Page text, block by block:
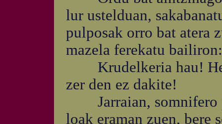
lur ustelduan,
pulposak orro bat atera
mazela ferekatu bailiron:
Krudelkeria hau!
zer den ez dakite!
Jarraian, somnifero
loak eraman zuen, bere